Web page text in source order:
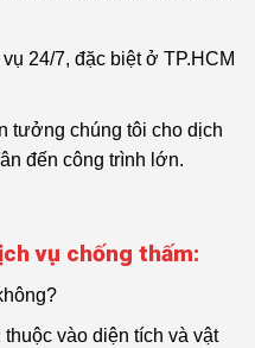
24/7, đặc biệt ở TP.HCM
tưởng chúng tôi cho dịch
đến công trình lớn.
vụ chống thấm:
vào diện tích và vật